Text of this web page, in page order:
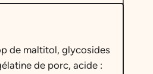
de maltitol, glycosides
de porc, acide :